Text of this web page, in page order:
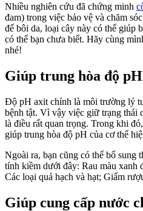
Nhiều nghiên cứu đã chứng minh
đam) trong việc bảo vệ và chăm
để bôi da, loại cây này có thể giúp
có thể bạn chưa biết. Hãy cùng
nhé!
Giúp trung hòa độ pH
Độ pH axit chính là môi trường lý
bệnh tật. Vì vậy việc giữ trạng thái
là điều rất quan trọng. Trong khi
giúp trung hòa độ pH của cơ thể
Ngoài ra, bạn cũng có thể bổ sung
tính kiềm dưới đây: Rau màu xanh
Các loại quả hạch và hạt; Giấm
Giúp cung cấp nước